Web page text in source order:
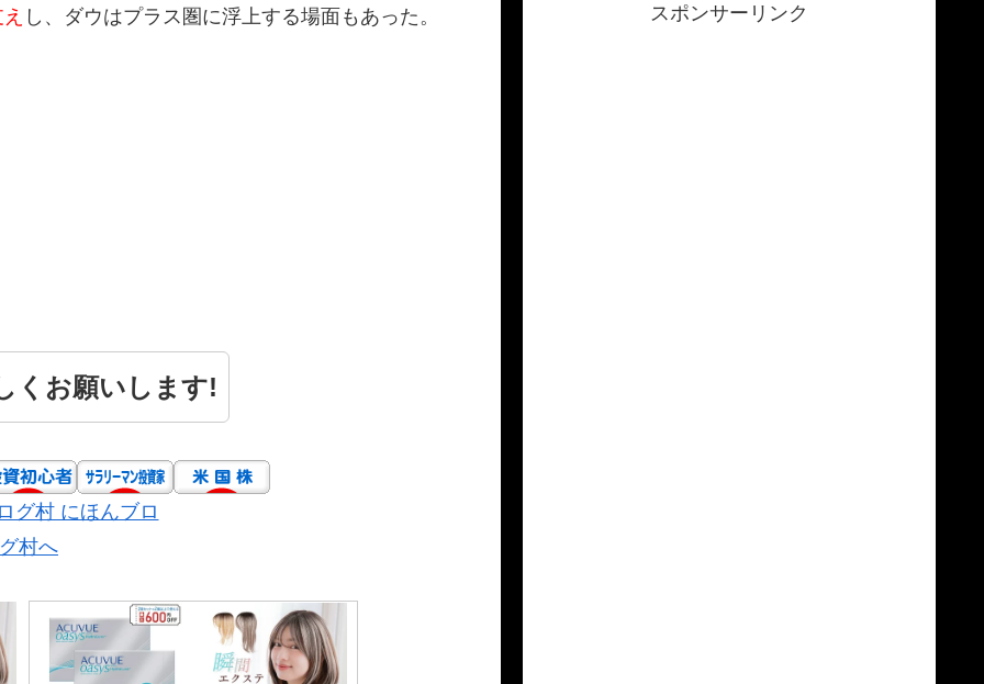
し、ダウはプラス圏に浮上する場面もあった。
くお願いします!
スポンサーリンク